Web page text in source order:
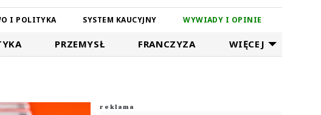
I POLITYKA SYSTEM KAUCYJNY WYWIADY I OPINIE
PRZEMYSŁ FRANCZYZA WIĘCEJ